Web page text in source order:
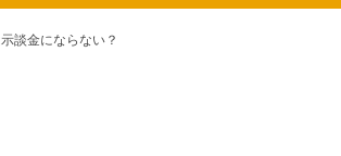
談金にならない？